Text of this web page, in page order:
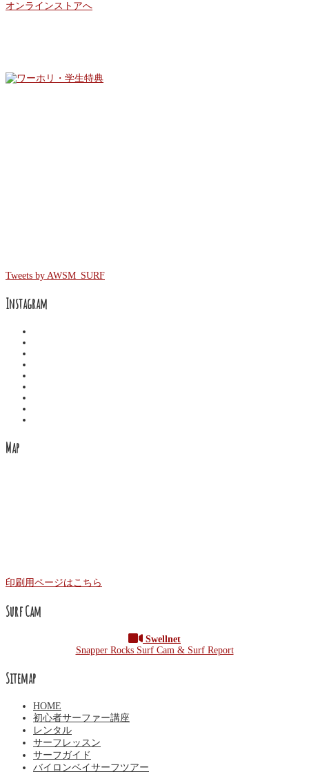
オンラインストアへ
Tweets by AWSM_SURF
Instagram
Map
印刷用ページはこちら
Surf Cam
Swellnet
Snapper Rocks Surf Cam & Surf Report
Sitemap
HOME
初心者サーファー講座
レンタル
サーフレッスン
サーフガイド
バイロンベイサーフツアー